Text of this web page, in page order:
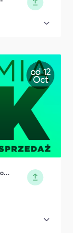
od 12
Oct
Marketing • Sprzedaż • Biznes i Przedsiędsiębiorczość